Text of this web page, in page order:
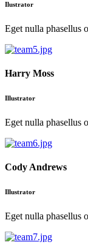
Ilustrator
Eget nulla phasellus
Harry Moss
Illustrator
Eget nulla phasellus
Cody Andrews
Illustrator
Eget nulla phasellus